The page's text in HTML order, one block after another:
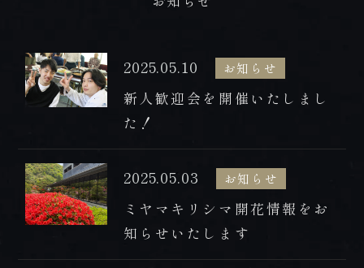
ROOMS
客室
PREMIUM
FLOOR
プレミアムフロア
HOT SPRING
温泉
CAFE
ACCESS
アクセス
CONTACT
お問合せ
BOOK NOW
ご予約
2025.05.10 お知らせ
新人歓迎会を開催いたしまし
た！
2025.05.03 お知らせ
ミヤマキリシマ開花情報をお
知らせいたします